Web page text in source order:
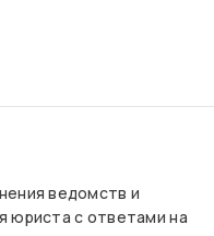
ведомств и
юриста с ответами на